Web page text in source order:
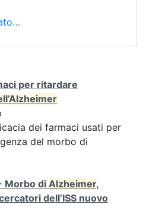
per ritardare
dei farmaci usati per
del morbo di
Morbo di Alzheimer,
dell’ISS nuovo